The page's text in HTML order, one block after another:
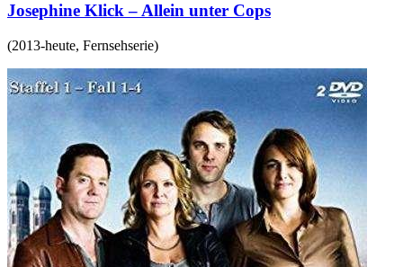
Josephine Klick – Allein unter Cops
(2013-heute, Fernsehserie)